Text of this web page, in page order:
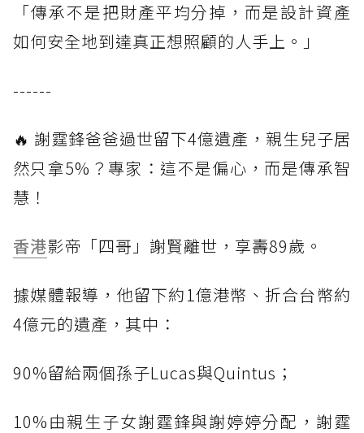
「傳承不是把財產平均分掉，而是設計資產
如何安全地到達真正想照顧的人手上。」
------
🔥 謝霆鋒爸爸過世留下4億遺產，親生兒子居
然只拿5%？專家：這不是偏心，而是傳承智
慧！
香港影帝「四哥」謝賢離世，享壽89歲。
據媒體報導，他留下約1億港幣、折合台幣約
4億元的遺產，其中：
90%留給兩個孫子Lucas與Quintus；
10%由親生子女謝霆鋒與謝婷婷分配，謝霆